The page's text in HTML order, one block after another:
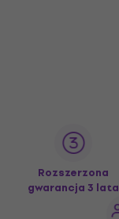
Rozszerzona
gwarancja 3 lata